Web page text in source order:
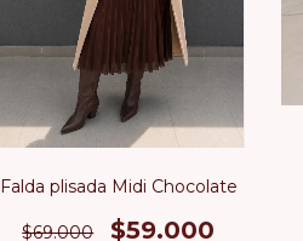
Falda plisada Midi Chocolate
$69.000 $59.000